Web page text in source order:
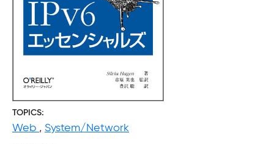
TOPICS
Web , System/Network